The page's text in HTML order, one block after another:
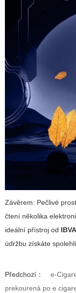
Závěrem: Pečlivé
čtení několika
ideální přístroj od
údržbu získáte
Předchozí：
e-
prekourená po e